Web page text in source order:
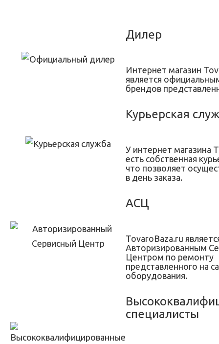
Дилер
Интернет магазин
является
брендов
Курьерская
У интернет магазина
есть собственная
что позволяет
в день заказа.
АСЦ
TovaroBaza.ru
Авторизированным
Центром по ремонту
представленного на
оборудования.
специалисты